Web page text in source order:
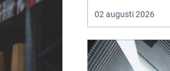
trygghet i
Många företagare
försäljning och
verksamhet inte på
02 augusti 2026